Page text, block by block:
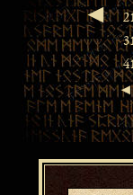
◄